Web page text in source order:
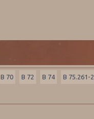
B 70 B 72 B 74 B 75.261-2